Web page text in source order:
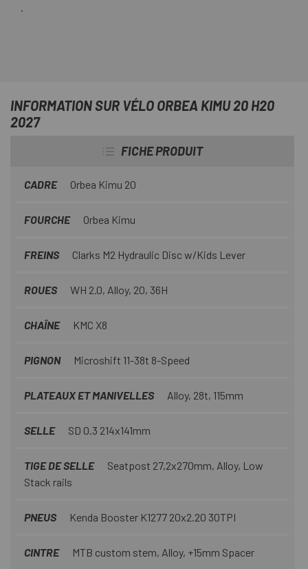
.
INFORMATION SUR VÉLO ORBEA KIMU 20 H20
2027
FICHE PRODUIT
CADRE Orbea Kimu 20
FOURCHE Orbea Kimu
FREINS Clarks M2 Hydraulic Disc w/Kids Lever
ROUES WH 2.0, Alloy, 20, 36H
CHAÎNE KMC X8
PIGNON Microshift 11-38t 8-Speed
PLATEAUX ET MANIVELLES Alloy, 28t, 115mm
SELLE SD 0.3 214x141mm
TIGE DE SELLE
Seatpost 27,2x270mm, Alloy, Low
Stack rails
PNEUS Kenda Booster K1277 20x2.20 30TPI
CINTRE MTB custom stem, Alloy, +15mm Spacer